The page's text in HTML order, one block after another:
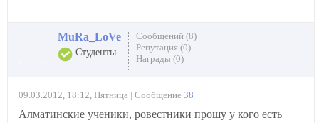
MuRa_LoVe
Студенты
Сообщений (8)
Репутация (0)
Награды (0)
09.03.2012, 18:12, Пятница | Сообщение 38
Алматинские ученики, ровестники прошу у кого есть